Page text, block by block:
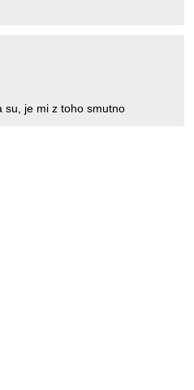
su, je mi z toho smutno